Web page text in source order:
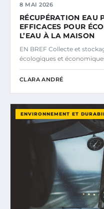
8 MAI 2026
RÉCUPÉRATION EAU
EFFICACES POUR
L’EAU À LA MAISON
EN BREF Collecte et
écologiques et
CLARA ANDRÉ
ENVIRONNEMENT ET